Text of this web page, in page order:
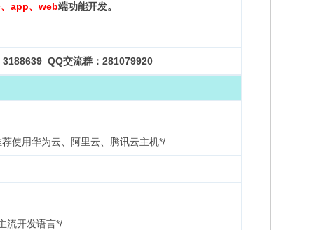
app、web端功能开发。
QQ交流群：281079920
使用华为云、阿里云、腾讯云主机*/
流开发语言*/